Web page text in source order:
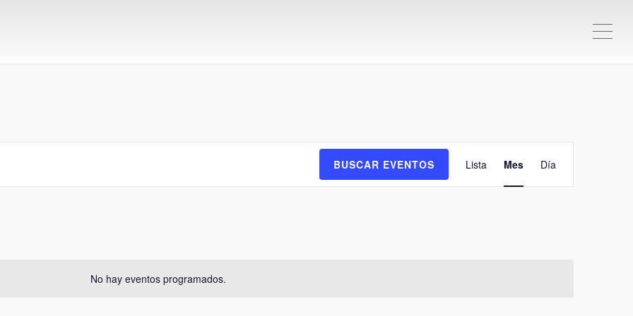
No hay eventos programados.
BUSCAR EVENTOS
de
vistas
Lista Mes Día